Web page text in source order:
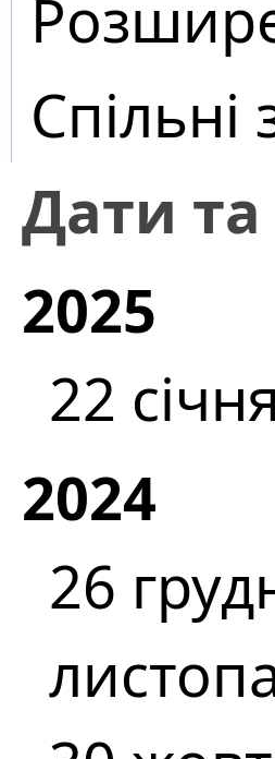
Спільні
Дати
2025
22
2024
26